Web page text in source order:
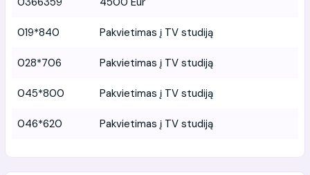
019*840 Pakvietimas į TV studiją
028*706 Pakvietimas į TV studiją
045*800 Pakvietimas į TV studiją
046*620 Pakvietimas į TV studiją